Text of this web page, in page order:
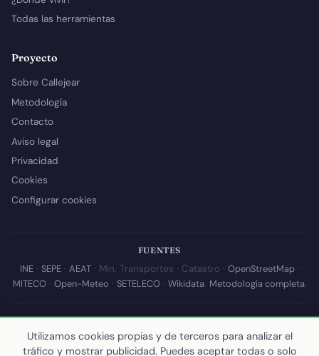
Todas las herramientas
Proyecto
Sobre Callejear
Metodología
Contacto
Aviso legal
Privacidad
Cookies
Configurar cookies
FUENTES
INE· SEPE· AEAT· Min. Transportes · Catastro · OpenStreetMap·
MITECO· Open-Meteo · SETELECO· Wikidata. Metodología completa.
© 2026 Callejear.com — Directorio municipal de España con datos
abiertos. Desarrollado y mantenido porYoel Castaño.
Utilizamos cookies propias y de terceros para analizar el
tráfico y mostrar publicidad. Puedes aceptar todas o solo